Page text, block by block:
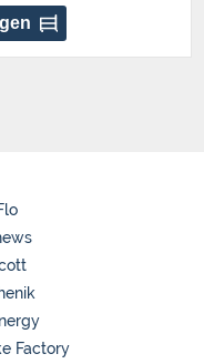
Factory